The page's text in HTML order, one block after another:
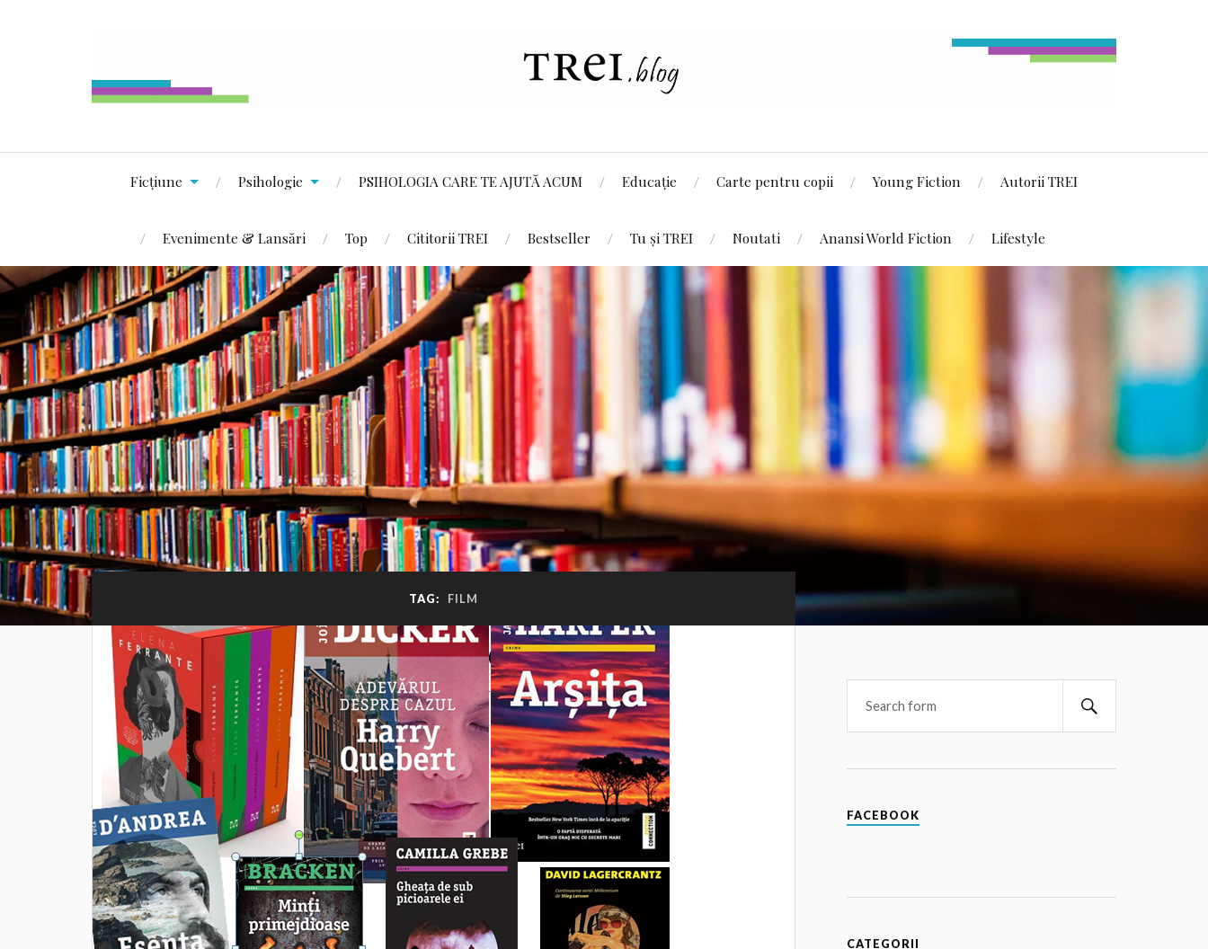
Ficțiune Psihologie PSIHOLOGIA CARE TE AJUTĂ ACUM Educație Carte pentru copii Young Fiction Autorii TREI
Evenimente & Lansări Top Cititorii TREI Bestseller Tu și TREI Noutati Anansi World Fiction Lifestyle
TAG: FILM
FACEBOOK
CATEGORII